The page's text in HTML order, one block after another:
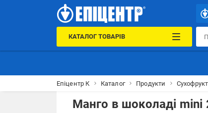
КАТАЛОГ ТОВАРІВ
Епіцентр К Каталог Продукти
Манго в шоколаді mini